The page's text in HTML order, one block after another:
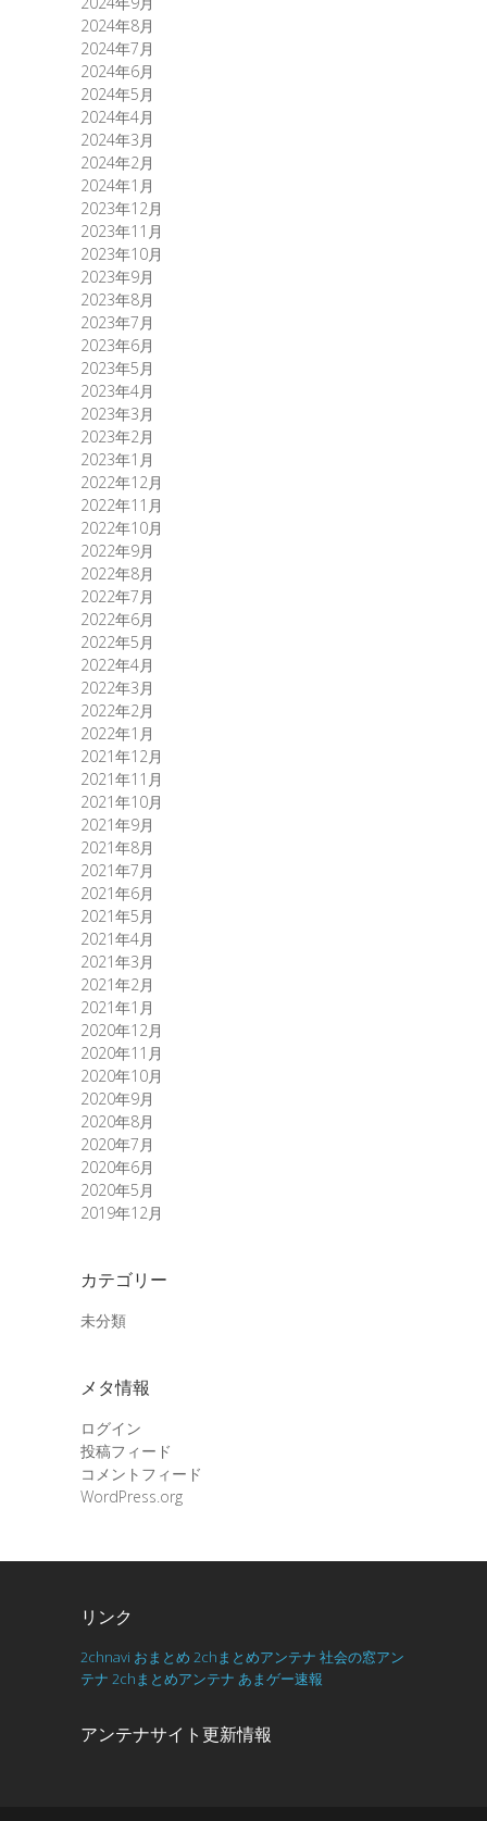
2024年8月
2024年7月
2024年6月
2024年5月
2024年4月
2024年3月
2024年2月
2024年1月
2023年12月
2023年11月
2023年10月
2023年9月
2023年8月
2023年7月
2023年6月
2023年5月
2023年4月
2023年3月
2023年2月
2023年1月
2022年12月
2022年11月
2022年10月
2022年9月
2022年8月
2022年7月
2022年6月
2022年5月
2022年4月
2022年3月
2022年2月
2022年1月
2021年12月
2021年11月
2021年10月
2021年9月
2021年8月
2021年7月
2021年6月
2021年5月
2021年4月
2021年3月
2021年2月
2021年1月
2020年12月
2020年11月
2020年10月
2020年9月
2020年8月
2020年7月
2020年6月
2020年5月
2019年12月
カテゴリー
未分類
メタ情報
ログイン
投稿フィード
コメントフィード
WordPress.org
リンク
2chnavi おまとめ 2chまとめアンテナ 社会の窓アン
テナ 2chまとめアンテナ あまゲー速報
アンテナサイト更新情報